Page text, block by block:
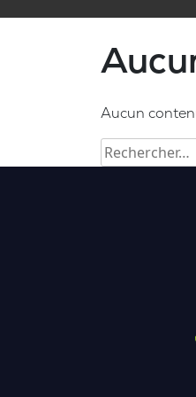
Aucun
Rechercher :